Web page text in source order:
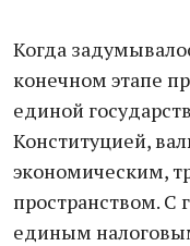
Когда
конечном этапе
единой
Конституцией,
экономическим,
пространством.
единым